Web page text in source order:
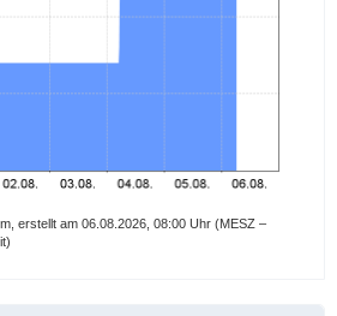
erstellt am 06.08.2026, 08:00 Uhr (MESZ –